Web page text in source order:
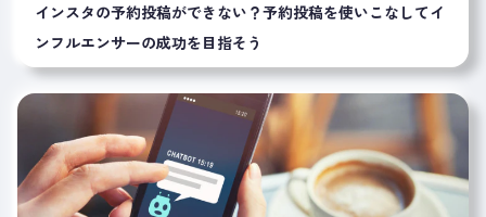
インスタの予約投稿ができない？予約投稿を使いこなしてイ
ンフルエンサーの成功を目指そう